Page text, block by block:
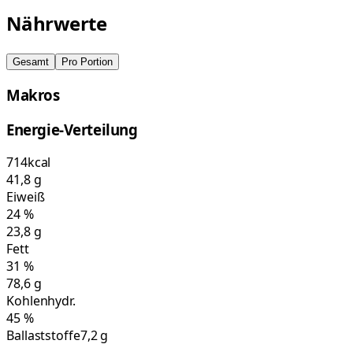
Nährwerte
Gesamt Pro Portion
Makros
Energie-Verteilung
714kcal
41,8g
Eiweiß
24%
23,8g
Fett
31 %
78,6g
Kohlenhydr.
45%
Ballaststoffe7,2 g